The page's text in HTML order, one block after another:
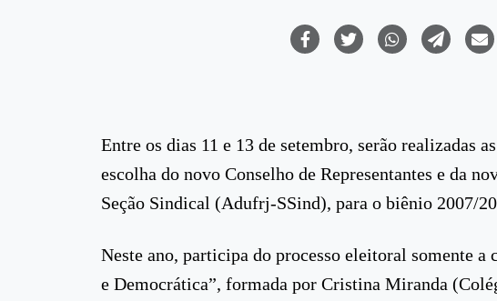
Entre os dias 11 e 13 de setembro, serão realizadas
escolha do novo Conselho de Representantes e da
Seção Sindical (Adufrj-SSind), para o biênio 2007/
Neste ano, participa do processo eleitoral somente a
e Democrática”, formada por Cristina Miranda